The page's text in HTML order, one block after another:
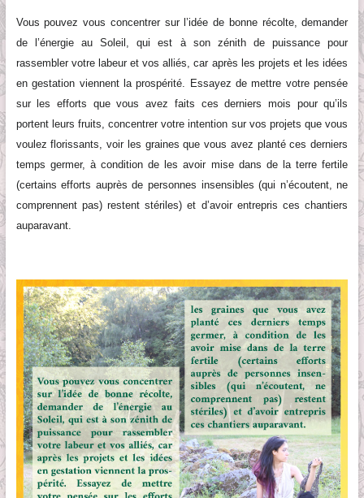
Vous pouvez vous concentrer sur l’idée de bonne récolte, demander
de l’énergie au Soleil, qui est à son zénith de puissance pour
rassembler votre labeur et vos alliés, car après les projets et les idées
en gestation viennent la prospérité. Essayez de mettre votre pensée
sur les efforts que vous avez faits ces derniers mois pour qu’ils
portent leurs fruits, concentrer votre intention sur vos projets que vous
voulez florissants, voir les graines que vous avez planté ces derniers
temps germer, à condition de les avoir mise dans de la terre fertile
(certains efforts auprès de personnes insensibles (qui n’écoutent, ne
comprennent pas) restent stériles) et d’avoir entrepris ces chantiers
auparavant.